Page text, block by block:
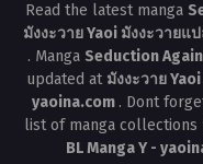
Read the latest manga
มังงะวาย Yaoi มังงะวายแ
. Manga Seduction
updated at มังงะวาย
yaoina.com . Dont
list of manga collections
BL Manga Y -